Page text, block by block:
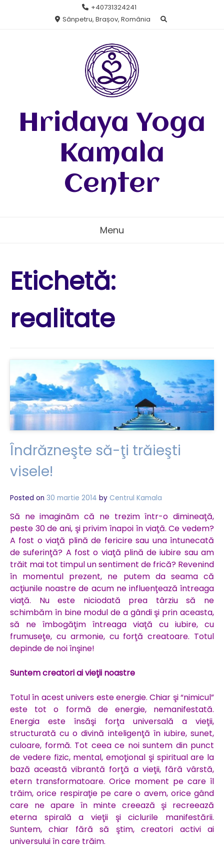
+40731324241
Sânpetru, Brașov, România
Hridaya Yoga
Kamala
Center
Menu
Etichetă:
realitate
Îndrăzneşte să-ţi trăieşti
visele!
Posted on 30 martie 2014 by Centrul Kamala
Să ne imaginăm că ne trezim într-o dimineaţă,
peste 30 de ani, şi privim înapoi în viaţă. Ce vedem?
A fost o viaţă plină de fericire sau una întunecată
de suferinţă? A fost o viaţă plină de iubire sau am
trăit mai tot timpul un sentiment de frică? Revenind
în momentul prezent, ne putem da seama că
acţiunile noastre de acum ne influenţează întreaga
viaţă. Nu este niciodată prea târziu să ne
schimbăm în bine modul de a gândi şi prin aceasta,
să ne îmbogăţim întreaga viaţă cu iubire, cu
frumuseţe, cu armonie, cu forţă creatoare. Totul
depinde de noi înşine!
Suntem creatori ai vieţii noastre
Totul în acest univers este energie. Chiar şi “nimicul”
este tot o formă de energie, nemanifestată.
Energia este însăşi forţa universală a vieţii,
structurată cu o divină inteligenţă în iubire, sunet,
culoare, formă. Tot ceea ce noi suntem din punct
de vedere fizic, mental, emoţional şi spiritual are la
bază această vibrantă forţă a vieţii, fără vârstă,
etern transformatoare. Orice moment pe care îl
trăim, orice respiraţie pe care o avem, orice gând
care ne apare în minte creează şi recreează
eterna spirală a vieţii şi ciclurile manifestării.
Suntem, chiar fără să ştim, creatori activi ai
universului în care trăim.